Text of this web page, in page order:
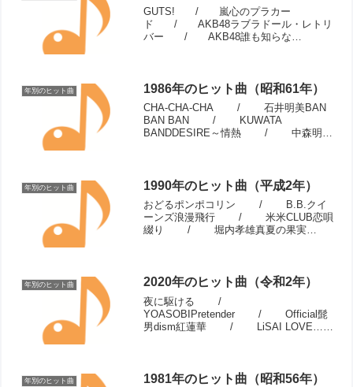
GUTS! / 嵐心のプラカー
ド / AKB48ラブラドール・レトリ
バー / AKB48誰も知らな
～ /...
年別のヒット曲 1986年のヒット曲（昭和61年）
CHA-CHA-CHA / 石井明美BAN
BAN BAN / KUWATA
BANDDESIRE～情熱 / 中森明菜
年別のヒット曲 1990年のヒット曲（平成2年）
おどるポンポコリン / B.B.クイ
ーンズ浪漫飛行 / 米米CLUB恋唄
綴り / 堀内孝雄真夏の果実
年別のヒット曲 2020年のヒット曲（令和2年）
夜に駆ける /
YOASOBIPretender / Official髭
男dism紅蓮華 / LiSAI LOVE…
年別のヒット曲 1981年のヒット曲（昭和56年）